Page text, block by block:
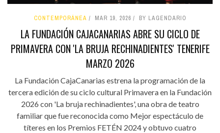
CONTEMPORÁNEA MAR 19, 2026 BY LAGENDARIO
LA FUNDACIÓN CAJACANARIAS ABRE SU CICLO DE
PRIMAVERA CON 'LA BRUJA RECHINADIENTES' TENERIFE
MARZO 2026
La Fundación CajaCanarias estrena la programación de la
tercera edición de su ciclo cultural Primavera en la Fundación
2026 con 'La bruja rechinadientes', una obra de teatro
familiar que fue reconocida como Mejor espectáculo de
títeres en los Premios FETÉN 2024 y obtuvo cuatro